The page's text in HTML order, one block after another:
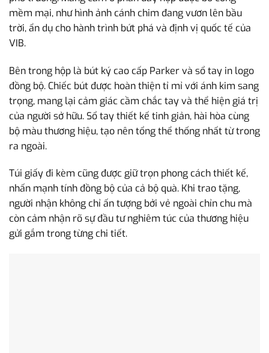
mềm mại, như hình ảnh cánh chim đang vươn lên bầu
trời, ẩn dụ cho hành trình bứt phá và định vị quốc tế của
VIB.
Bên trong hộp là bút ký cao cấp Parker và sổ tay in logo
đồng bộ. Chiếc bút được hoàn thiện tỉ mỉ với ánh kim sang
trọng, mang lại cảm giác cầm chắc tay và thể hiện giá trị
của người sở hữu. Sổ tay thiết kế tinh giản, hài hòa cùng
bộ màu thương hiệu, tạo nên tổng thể thống nhất từ trong
ra ngoài.
Túi giấy đi kèm cũng được giữ trọn phong cách thiết kế,
nhấn mạnh tính đồng bộ của cả bộ quà. Khi trao tặng,
người nhận không chỉ ấn tượng bởi vẻ ngoài chỉn chu mà
còn cảm nhận rõ sự đầu tư nghiêm túc của thương hiệu
gửi gắm trong từng chi tiết.